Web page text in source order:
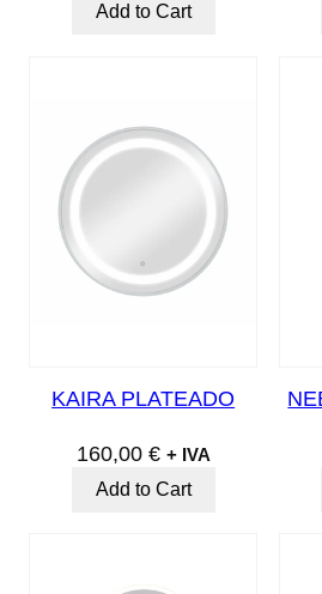
Add to Cart
KAIRA PLATEADO
160,00 € + IVA
Add to Cart